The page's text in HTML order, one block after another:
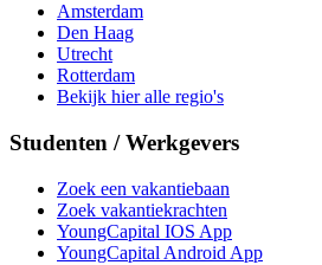
Amsterdam
Den Haag
Utrecht
Rotterdam
Bekijk hier alle regio's
Studenten / Werkgevers
Zoek een vakantiebaan
Zoek vakantiekrachten
YoungCapital IOS App
YoungCapital Android App